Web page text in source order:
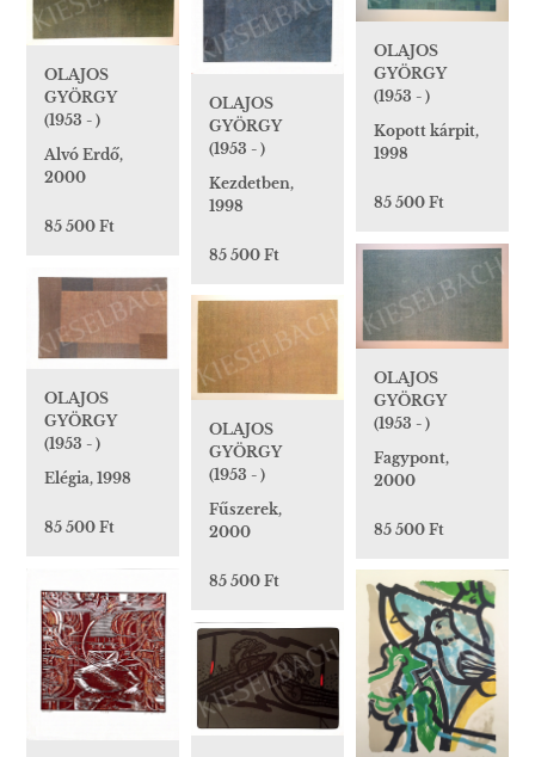
OLAJOS
GYÖRGY
(1953 - )
Kopott kárpit,
1998
85 500 Ft
OLAJOS
GYÖRGY
(1953 - )
Alvó Erdő,
2000
85 500 Ft
OLAJOS
GYÖRGY
(1953 - )
Kezdetben,
1998
85 500 Ft
OLAJOS
GYÖRGY
(1953 - )
Fagypont,
2000
85 500 Ft
OLAJOS
GYÖRGY
(1953 - )
Elégia, 1998
85 500 Ft
OLAJOS
GYÖRGY
(1953 - )
Fűszerek,
2000
85 500 Ft